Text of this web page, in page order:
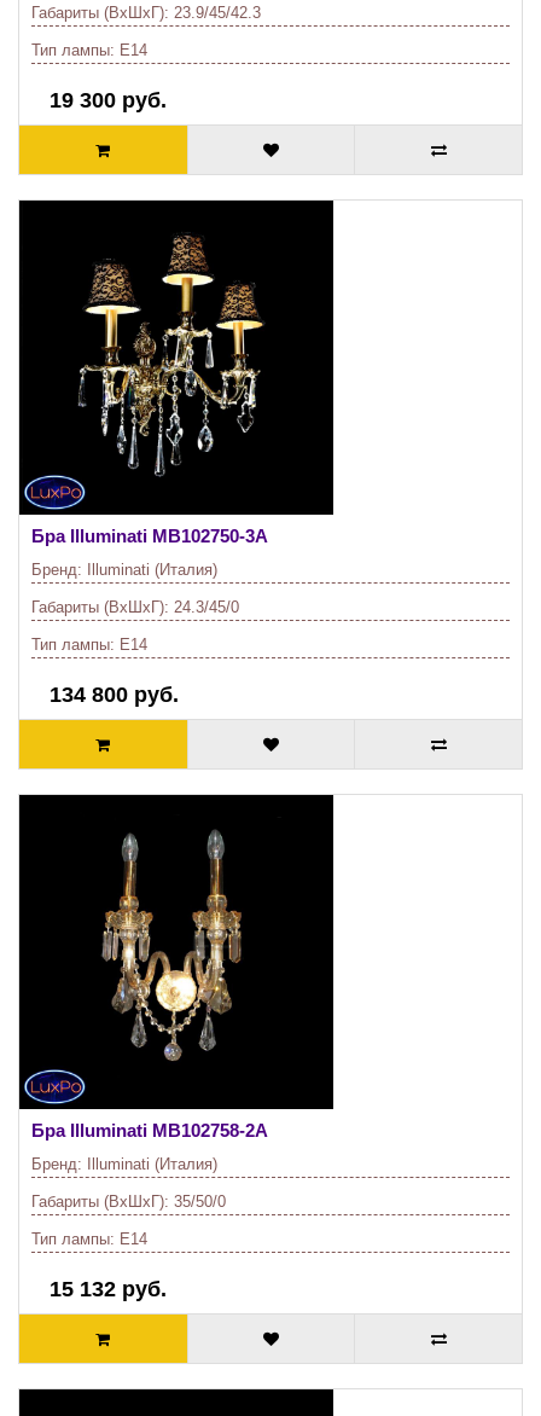
Габариты (ВхШхГ): 23.9/45/42.3
Тип лампы: E14
19 300 руб.
Бра Illuminati MB102750-3A
Бренд: Illuminati (Италия)
Габариты (ВхШхГ): 24.3/45/0
Тип лампы: E14
134 800 руб.
Бра Illuminati MB102758-2A
Бренд: Illuminati (Италия)
Габариты (ВхШхГ): 35/50/0
Тип лампы: E14
15 132 руб.